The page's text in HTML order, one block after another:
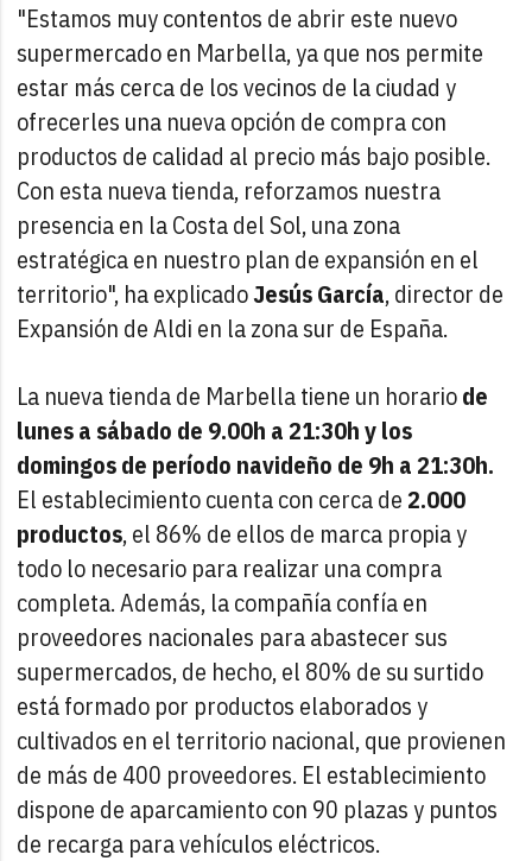
"Estamos muy contentos de abrir este nuevo
supermercado en Marbella, ya que nos permite
estar más cerca de los vecinos de la ciudad y
ofrecerles una nueva opción de compra con
productos de calidad al precio más bajo posible.
Con esta nueva tienda, reforzamos nuestra
presencia en la Costa del Sol, una zona
estratégica en nuestro plan de expansión en el
territorio", ha explicadoJesús García, director de
Expansión de Aldi en la zona sur de España.
La nueva tienda de Marbella tiene un horariode
lunes a sábado de 9.00h a 21:30h y los
domingos de período navideño de 9h a 21:30h.
El establecimientocuenta con cerca de2.000
productos, el 86% de ellos de marca propia y
todo lo necesario para realizar una compra
completa. Además, la compañía confía en
proveedores nacionales para abastecer sus
supermercados, de hecho, el 80% de su surtido
está formado por productos elaborados y
cultivados en el territorio nacional, que provienen
de más de 400 proveedores. El establecimiento
dispone de aparcamiento con 90 plazas y puntos
de recarga para vehículos eléctricos.